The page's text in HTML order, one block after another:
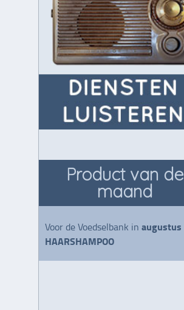
Product van de
maand
Voor de Voedselbank in augustus
HAARSHAMPOO